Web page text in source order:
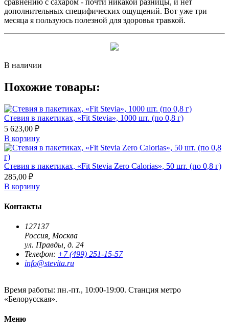
дополнительных специфических ощущений. Вот уже три
месяца я пользуюсь полезной для здоровья травкой.
В наличии
Похожие товары:
Стевия в пакетиках, «Fit Stevia», 1000 шт. (по 0,8 г)
5 623,00 ₽
В корзину
Стевия в пакетиках, «Fit Stevia Zero Calorias», 50 шт. (по 0,8 г)
285,00 ₽
В корзину
Контакты
127137
Россия, Москва
ул. Правды, д. 24
Телефон: +7 (499) 251-15-57
info@stevita.ru
Время работы: пн.-пт., 10:00-19:00. Станция метро
«Белорусская».
Меню